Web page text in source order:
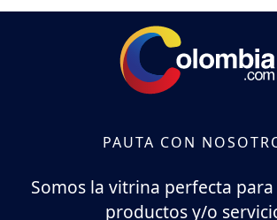
PAUTA CON
Somos la vitrina perfecta
productos y/o